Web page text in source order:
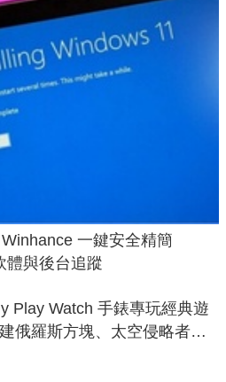
一鍵安全精簡
體與後台追蹤
Play Watch 手錶專玩經典遊
俄羅斯方塊、太空侵略者，
不能連手機？